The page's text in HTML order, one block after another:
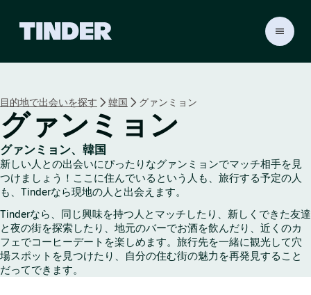
r
ペ
ー
ジ
目的地で出会いを探す 韓国 グァンミョン
グァンミョン
グァンミョン、韓国
新しい人との出会いにぴったりなグァンミョンでマッチ相手を見
つけましょう！ここに住んでいるという人も、旅行する予定の人
も、Tinderなら現地の人と出会えます。
Tinderなら、同じ興味を持つ人とマッチしたり、新しくできた友達
と夜の街を探索したり、地元のバーでお酒を飲んだり、近くのカ
フェでコーヒーデートを楽しめます。旅行先を一緒に観光して穴
場スポットを見つけたり、自分の住む街の魅力を再発見すること
だってできます。